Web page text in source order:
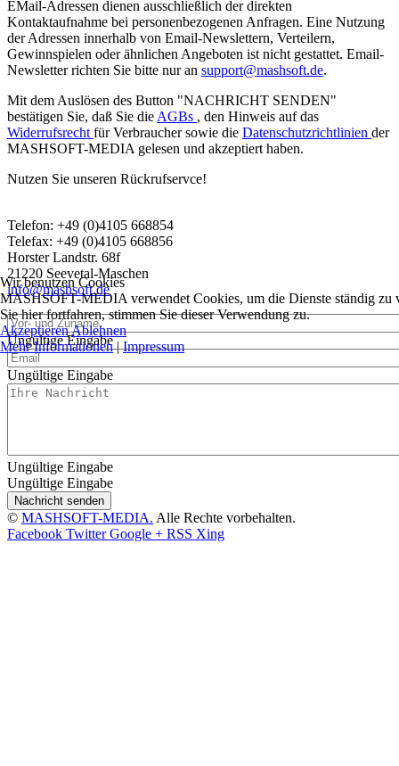
EMail-Adressen dienen ausschließlich der direkten
Kontaktaufnahme bei personenbezogenen Anfragen. Eine Nutzung
der Adressen innerhalb von Email-Newslettern, Verteilern,
Gewinnspielen oder ähnlichen Angeboten ist nicht gestattet. Email-
Newsletter richten Sie bitte nur an support@mashsoft.de.
Mit dem Auslösen des Button "NACHRICHT SENDEN"
bestätigen Sie, daß Sie die AGBs , den Hinweis auf das
Widerrufsrecht für Verbraucher sowie die Datenschutzrichtlinien der
MASHSOFT-MEDIA gelesen und akzeptiert haben.
Nutzen Sie unseren Rückrufservce!
Telefon: +49 (0)4105 668854
Telefax: +49 (0)4105 668856
Horster Landstr. 68f
21220 Seevetal-Maschen
info@mashsoft.de
Ungültige Eingabe
Ungültige Eingabe
Ungültige Eingabe
Ungültige Eingabe
Nachricht senden
© MASHSOFT-MEDIA. Alle Rechte vorbehalten.
Facebook Twitter Google + RSS Xing
Wir benutzen Cookies
MASHSOFT-MEDIA verwendet Cookies, um die Dienste ständig zu
Sie hier fortfahren, stimmen Sie dieser Verwendung zu.
AkzeptierenAblehnen
Mehr Informationen|Impressum